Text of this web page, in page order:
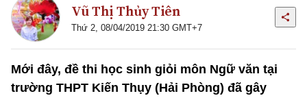
Vũ Thị Thủy Tiên
Thứ 2, 08/04/2019 21:30 GMT+7
Mới đây, đề thi học sinh giỏi môn Ngữ văn tại
trường THPT Kiến Thụy (Hải Phòng) đã gây